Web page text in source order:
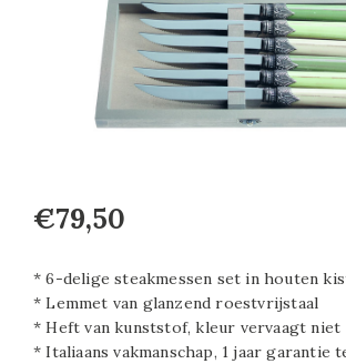
€79,50
* 6-delige steakmessen set in houten
* Lemmet van glanzend roestvrijstaal
* Heft van kunststof, kleur vervaagt niet
* Italiaans vakmanschap, 1 jaar garantie